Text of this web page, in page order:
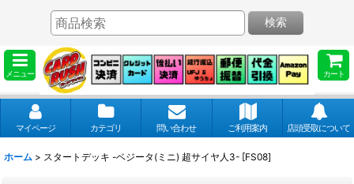
メニュー カート
検索
マイページ カテゴリ 問い合わせ ご利用案内 店頭受取について
ホーム > スタートデッキ -ベジータ(ミニ) 超サイヤ人3- [FS08]